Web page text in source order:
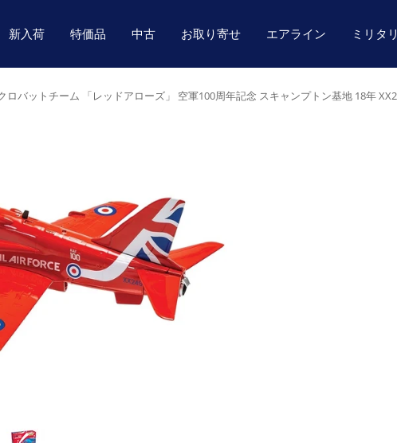
新入荷 特価品 中古 お取り寄せ エアライン ミリタ
ロバットチーム 「レッドアローズ」 空軍100周年記念 スキャンプトン基地 18年